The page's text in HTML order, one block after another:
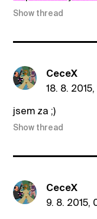
Show thread
CeceX
18. 8. 2015,
jsem za ;)
Show thread
CeceX
9. 8. 2015,